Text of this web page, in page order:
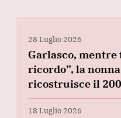
28 Luglio 2026
Garlasco,
ricordo”, la
ricostruisce il
18 Luglio 2026